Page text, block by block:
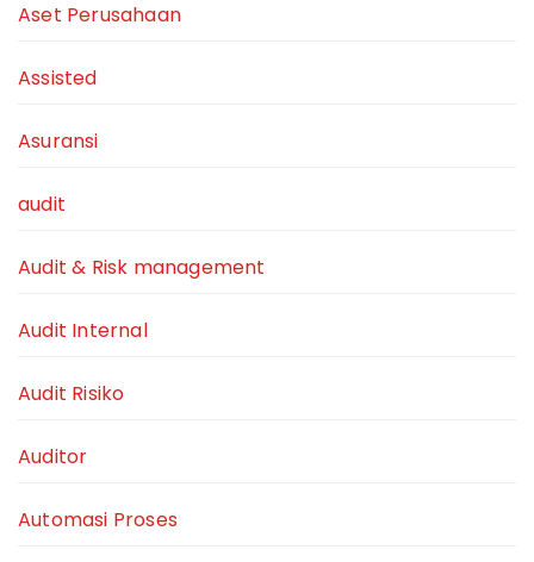
Aset Perusahaan
Assisted
Asuransi
audit
Audit & Risk management
Audit Internal
Audit Risiko
Auditor
Automasi Proses